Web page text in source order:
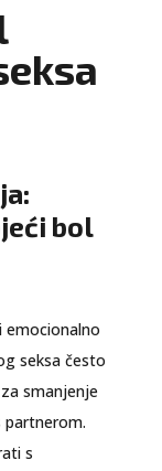
bol
emocionalno
seksa često
smanjenje
partnerom.
s